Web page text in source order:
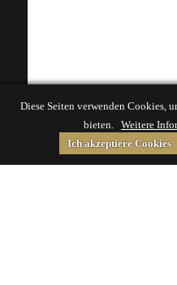
Diese Seiten verwenden Cookies,
bieten. Weitere
Ich akzeptiere Cookies